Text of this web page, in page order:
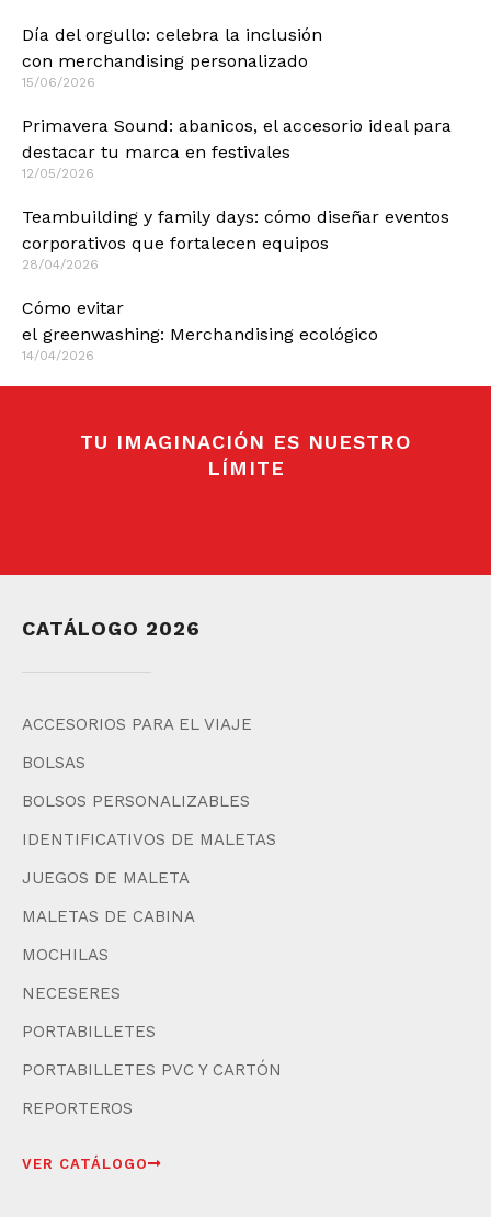
Día del orgullo: celebra la inclusión
con merchandising personalizado
15/06/2026
Primavera Sound: abanicos, el accesorio ideal para
destacar tu marca en festivales
12/05/2026
Teambuilding y family days: cómo diseñar eventos
corporativos que fortalecen equipos
28/04/2026
Cómo evitar
el greenwashing: Merchandising ecológico
14/04/2026
TU IMAGINACIÓN ES NUESTRO
LÍMITE
CATÁLOGO 2026
ACCESORIOS PARA EL VIAJE
BOLSAS
BOLSOS PERSONALIZABLES
IDENTIFICATIVOS DE MALETAS
JUEGOS DE MALETA
MALETAS DE CABINA
MOCHILAS
NECESERES
PORTABILLETES
PORTABILLETES PVC Y CARTÓN
REPORTEROS
VER CATÁLOGO